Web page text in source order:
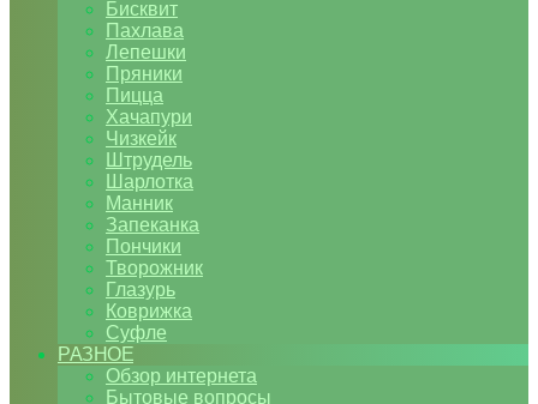
Бисквит
Пахлава
Лепешки
Пряники
Пицца
Хачапури
Чизкейк
Штрудель
Шарлотка
Манник
Запеканка
Пончики
Творожник
Глазурь
Коврижка
Суфле
РАЗНОЕ
Обзор интернета
Бытовые вопросы